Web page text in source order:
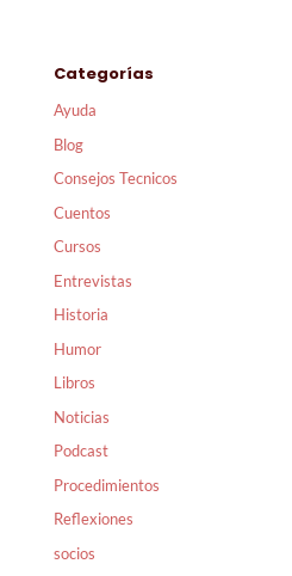
Categorías
Ayuda
Blog
Consejos Tecnicos
Cuentos
Cursos
Entrevistas
Historia
Humor
Libros
Noticias
Podcast
Procedimientos
Reflexiones
socios